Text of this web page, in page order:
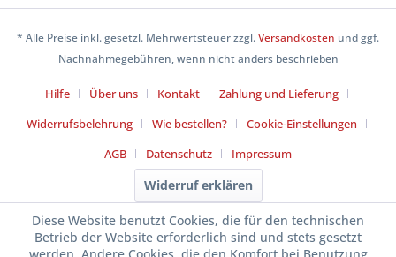
* Alle Preise inkl. gesetzl. Mehrwertsteuer zzgl.Versandkosten und ggf.
Nachnahmegebühren, wenn nicht anders beschrieben
Hilfe Über uns Kontakt
Zahlung und Lieferung
Widerrufsbelehrung
Wie bestellen?
Cookie-Einstellungen
AGB
Datenschutz Impressum
Widerruf erklären
Diese Website benutzt Cookies, die für den technischen
Betrieb der Website erforderlich sind und stets gesetzt